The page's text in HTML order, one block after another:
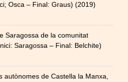
Osca – Final: Graus) (2019)
Saragossa de la comunitat
Saragossa – Final: Belchite)
autònomes de Castella la Manxa,